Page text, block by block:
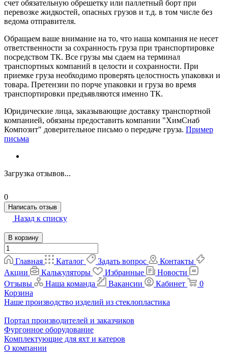
счет обязательную обрешетку или паллетный борт при
перевозке жидкостей, опасных грузов и т.д. в том числе без
ведома отправителя.
Обращаем ваше внимание на то, что наша компания не несет
ответственности за сохранность груза при транспортировке
посредством ТК. Все грузы мы сдаем на терминал
транспортных компаний в целости и сохранности. При
приемке груза необходимо проверять целостность упаковки и
товара. Претензии по порче упаковки и груза во время
транспортировки предъявляются именно ТК.
Юридические лица, заказывающие доставку транспортной
компанией, обязаны предоставить компании "ХимСнаб
Композит" доверительное письмо о передаче груза. Пример
письма
Загрузка отзывов...
0
Написать отзыв
Назад к списку
В корзину
Главная Каталог Задать вопрос
Контакты
Акции
Калькуляторы Избранные
Новости
Отзывы
Наша команда Вакансии Кабинет
0
Корзина
Наше производство изделий из стеклопластика
Портал производителей и заказчиков
Фургонное оборудование
Комплектующие для яхт и катеров
О компании